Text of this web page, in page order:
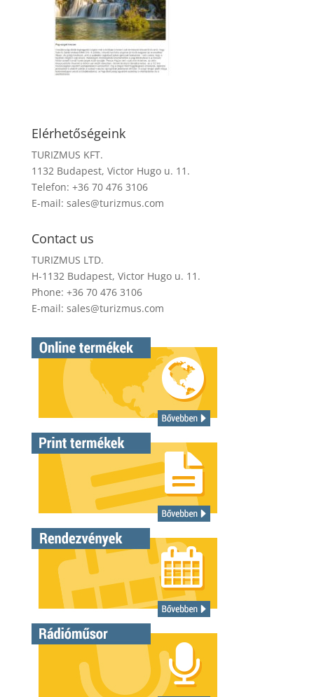
Elérhetőségeink
TURIZMUS KFT.
1132 Budapest, Victor Hugo u. 11.
Telefon: +36 70 476 3106
E-mail: sales@turizmus.com
Contact us
TURIZMUS LTD.
H-1132 Budapest, Victor Hugo u. 11.
Phone: +36 70 476 3106
E-mail: sales@turizmus.com